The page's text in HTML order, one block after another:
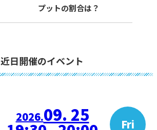
プットの割合は？
近日開催のイベント
2026.09. 25 Fri